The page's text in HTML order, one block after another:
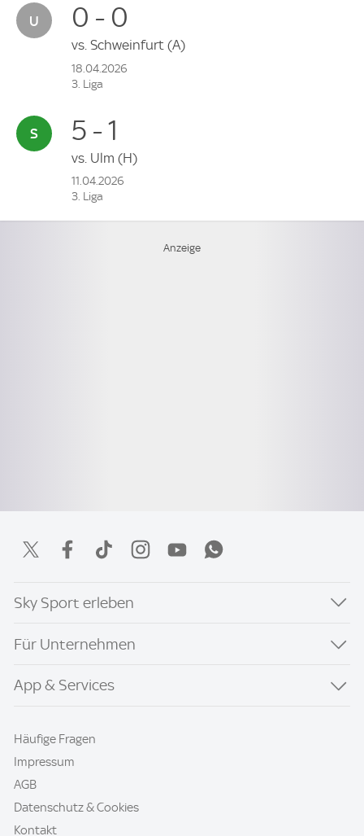
0 - 0
vs. Schweinfurt (A)
18.04.2026
3. Liga
5 - 1
vs. Ulm (H)
11.04.2026
3. Liga
Sky Sport erleben
Für Unternehmen
App & Services
Häufige Fragen
Impressum
AGB
Datenschutz & Cookies
Kontakt